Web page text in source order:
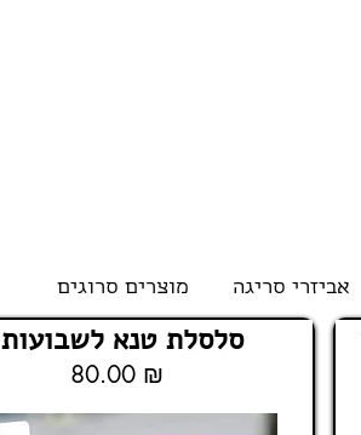
אביזרי סריגה מוצרים סרוגים
סלסלת טנא לשבועות
80.00 ₪